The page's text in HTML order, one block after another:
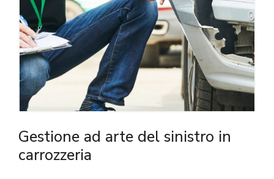
Gestione ad arte del sinistro in
carrozzeria